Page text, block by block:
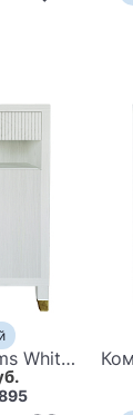
Комод Elsa Dreams White Двухстворчатый